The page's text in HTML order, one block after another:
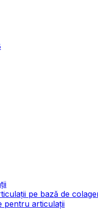
pe bază de
pentru articulații